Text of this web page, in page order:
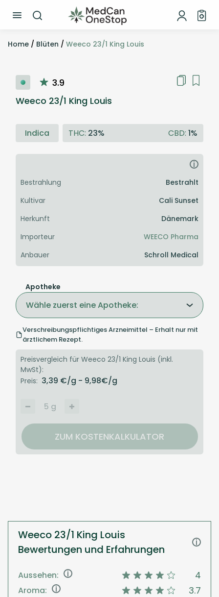
Home / Blüten / Weeco 23/1 King Louis
3.9
Weeco 23/1 King Louis
Indica THC: 23% CBD: 1%
i
Bestrahlung
Bestrahlt
Kultivar
Cali Sunset
Herkunft
Dänemark
Importeur
WEECO Pharma
Anbauer
Schroll Medical
Apotheke
Wähle zuerst eine Apotheke:
Verschreibungspflichtiges Arzneimittel – Erhalt nur mit
ärztlichem Rezept.
Preisvergleich für Weeco 23/1 King Louis (inkl.
MwSt):
Preis: 3,39 €/g - 9,98€/g
5 g
ZUM KOSTENKALKULATOR
Weeco 23/1 King Louis
Bewertungen und Erfahrungen
i
Aussehen: i 4
Aroma: i 3.7